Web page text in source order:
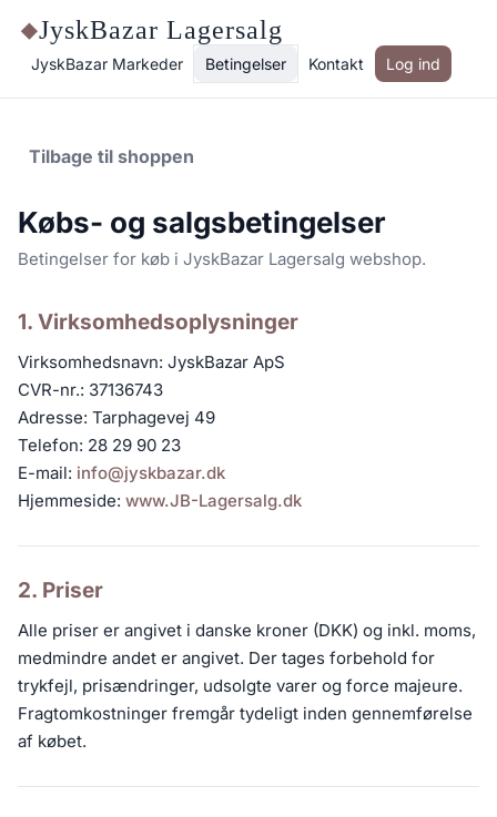
◆JyskBazar Lagersalg
JyskBazar Markeder Betingelser Kontakt Log ind
Tilbage til shoppen
Købs- og salgsbetingelser
Betingelser for køb i JyskBazar Lagersalg webshop.
1. Virksomhedsoplysninger
Virksomhedsnavn: JyskBazar ApS
CVR-nr.: 37136743
Adresse: Tarphagevej 49
Telefon: 28 29 90 23
E-mail: info@jyskbazar.dk
Hjemmeside: www.JB-Lagersalg.dk
2. Priser
Alle priser er angivet i danske kroner (DKK) og inkl. moms,
medmindre andet er angivet. Der tages forbehold for
trykfejl, prisændringer, udsolgte varer og force majeure.
Fragtomkostninger fremgår tydeligt inden gennemførelse
af købet.